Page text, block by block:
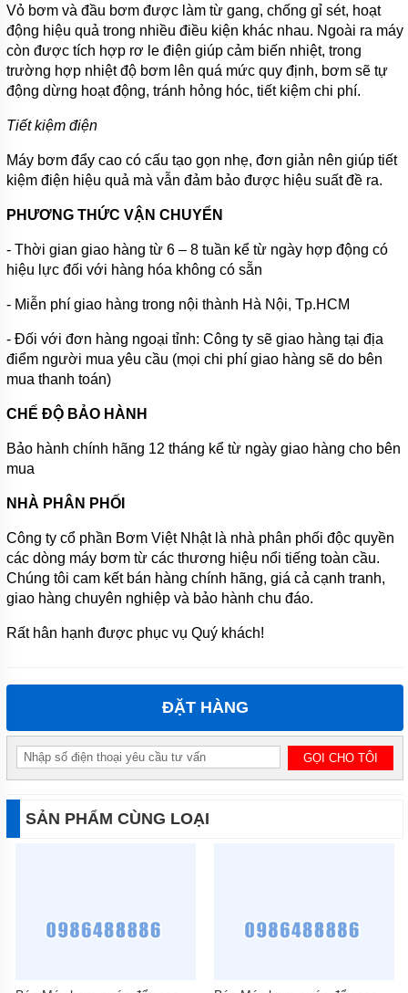
TÍCH
ÁP
ĐĨA
PHÂN
PHỐI
KHÍ
MOTOR
PHỤ
KIỆN
BƠM
NƯỚC
MÁY
BƠM
(HÚT
NHỚT)
MÁY
BƠM
NGHIỆP
TIN
TỨC
GIỚI
THIỆU
PHẨM
MỚI
LIÊN
HỆ
Vỏ bơm và đầu bơm được làm từ gang, chống gỉ sét, hoạt
động hiệu quả trong nhiều điều kiện khác nhau. Ngoài ra máy
còn được tích hợp rơ le điện giúp cảm biến nhiệt, trong
trường hợp nhiệt độ bơm lên quá mức quy định, bơm sẽ tự
động dừng hoạt động, tránh hỏng hóc, tiết kiệm chi phí.
Tiết kiệm điện
Máy bơm đẩy cao có cấu tạo gọn nhẹ, đơn giản nên giúp tiết
kiệm điện hiệu quả mà vẫn đảm bảo được hiệu suất đề ra.
PHƯƠNG THỨC VẬN CHUYỂN
- Thời gian giao hàng từ 6 – 8 tuần kể từ ngày hợp động có
hiệu lực đối với hàng hóa không có sẵn
- Miễn phí giao hàng trong nội thành Hà Nội, Tp.HCM
- Đối với đơn hàng ngoại tỉnh: Công ty sẽ giao hàng tại địa
điểm người mua yêu cầu (mọi chi phí giao hàng sẽ do bên
mua thanh toán)
CHẾ ĐỘ BẢO HÀNH
Bảo hành chính hãng 12 tháng kể từ ngày giao hàng cho bên
mua
NHÀ PHÂN PHỐI
Công ty cổ phần Bơm Việt Nhật là nhà phân phối độc quyền
các dòng máy bơm từ các thương hiệu nổi tiếng toàn cầu.
Chúng tôi cam kết bán hàng chính hãng, giá cả cạnh tranh,
giao hàng chuyên nghiệp và bảo hành chu đáo.
Rất hân hạnh được phục vụ Quý khách!
ĐẶT HÀNG
SẢN PHẨM CÙNG LOẠI